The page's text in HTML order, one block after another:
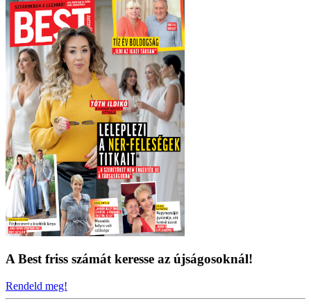
A Best friss számát keresse az újságosoknál!
Rendeld meg!